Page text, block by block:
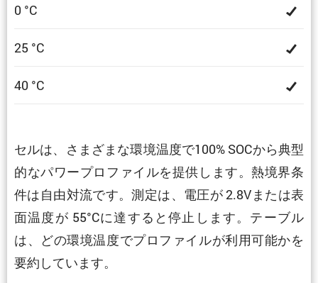
0 °C
25 °C
40 °C
セルは、さまざまな環境温度で100% SOCから典型
的なパワープロファイルを提供します。熱境界条
件は自由対流です。測定は、電圧が 2.8Vまたは表
面温度が 55°Cに達すると停止します。テーブル
は、どの環境温度でプロファイルが利用可能かを
要約しています。